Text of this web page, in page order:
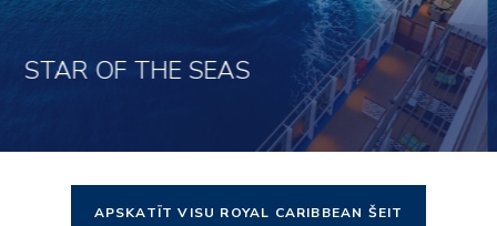
UTOPIA OF THE SEAS
Noklikšķini šeit, lai apskatītu
APSKATĪT VISU ROYAL CARIBBEAN ŠEIT